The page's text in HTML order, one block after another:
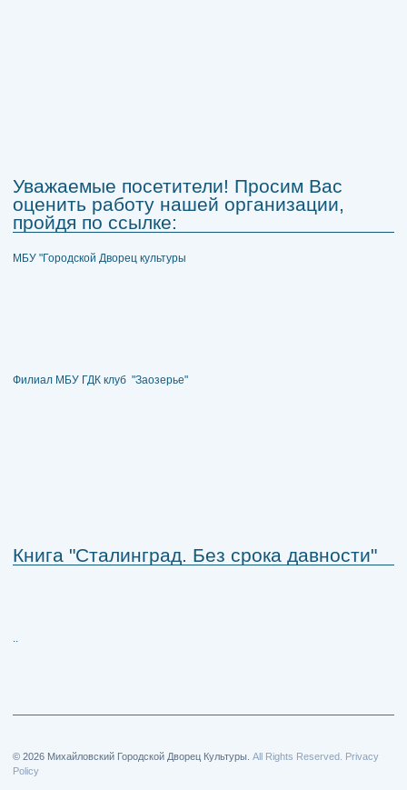
Уважаемые посетители! Просим Вас
оценить работу нашей организации,
пройдя по ссылке:
МБУ "Городской Дворец культуры
Филиал МБУ ГДК клуб "Заозерье"
Книга "Сталинград. Без срока давности"
© 2026 Михайловский Городской Дворец Культуры. All Rights Reserved. Privacy
Policy